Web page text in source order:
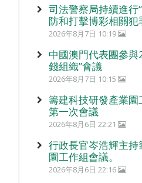
司法警察局持續進行
防和打擊博彩相關犯
2026年8月7日 10:19
中國澳門代表團參
錢組織”會議
2026年8月7日 10:15
籌建科技研發產業
第一次會議
2026年8月6日 22:21
行政長官岑浩輝主
園工作組會議。
2026年8月6日 22:16